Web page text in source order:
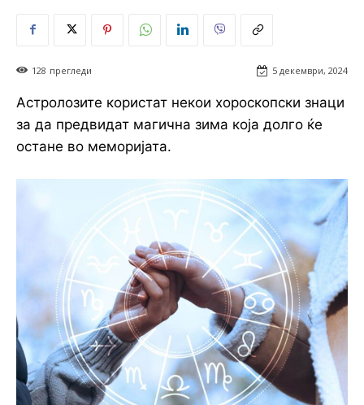
5 декември, 2024
128 прегледи
Астролозите користат некои хороскопски знаци
за да предвидат магична зима која долго ќе
остане во меморијата.